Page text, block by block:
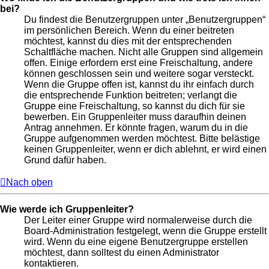
bei?
Du findest die Benutzergruppen unter „Benutzergruppen“
im persönlichen Bereich. Wenn du einer beitreten
möchtest, kannst du dies mit der entsprechenden
Schaltfläche machen. Nicht alle Gruppen sind allgemein
offen. Einige erfordern erst eine Freischaltung, andere
können geschlossen sein und weitere sogar versteckt.
Wenn die Gruppe offen ist, kannst du ihr einfach durch
die entsprechende Funktion beitreten; verlangt die
Gruppe eine Freischaltung, so kannst du dich für sie
bewerben. Ein Gruppenleiter muss daraufhin deinen
Antrag annehmen. Er könnte fragen, warum du in die
Gruppe aufgenommen werden möchtest. Bitte belästige
keinen Gruppenleiter, wenn er dich ablehnt, er wird einen
Grund dafür haben.
Nach oben
Wie werde ich Gruppenleiter?
Der Leiter einer Gruppe wird normalerweise durch die
Board-Administration festgelegt, wenn die Gruppe erstellt
wird. Wenn du eine eigene Benutzergruppe erstellen
möchtest, dann solltest du einen Administrator
kontaktieren.